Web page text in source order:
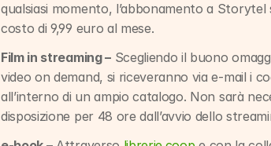
qualsiasi momento, l’abbonamento a
costo di 9,99 euro al mese.
Film in streaming – Scegliendo il buono
video on demand, si riceveranno via e-mail i
all’interno di un ampio catalogo. Non sarà
disposizione per 48 ore dall’avvio dello